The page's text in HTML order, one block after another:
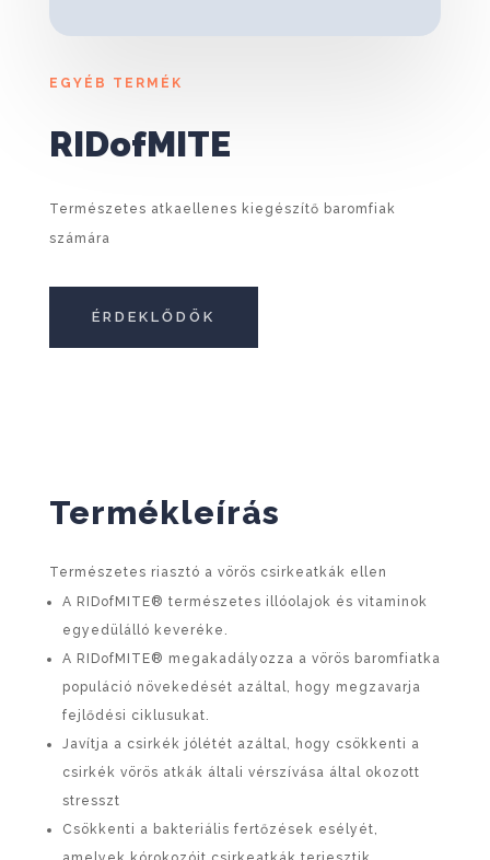
EGYÉB TERMÉK
RIDofMITE
Természetes atkaellenes kiegészítő baromfiak
számára
ÉRDEKLŐDÖK
Termékleírás
Természetes riasztó a vörös csirkeatkák ellen
A RIDofMITE® természetes illóolajok és vitaminok
egyedülálló keveréke.
A RIDofMITE® megakadályozza a vörös baromfiatka
populáció növekedését azáltal, hogy megzavarja
fejlődési ciklusukat.
Javítja a csirkék jólétét azáltal, hogy csökkenti a
csirkék vörös atkák általi vérszívása által okozott
stresszt
Csökkenti a bakteriális fertőzések esélyét,